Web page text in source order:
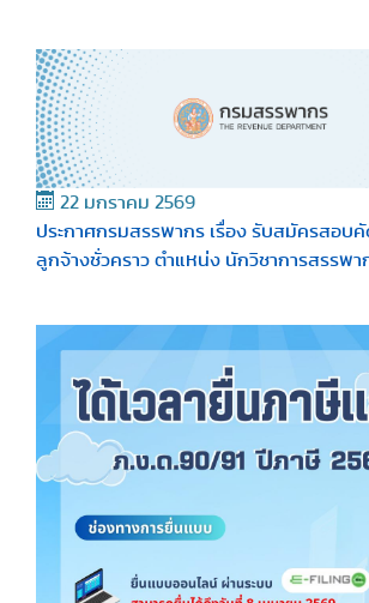
22 มกราคม 2569
ประกาศกรมสรรพากร เรื่อง รับสมัครสอบคั
ลูกจ้างชั่วคราว ตำแหน่ง นักวิชาการสรรพา